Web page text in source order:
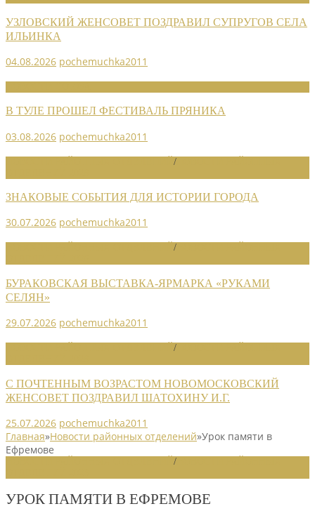
УЗЛОВСКИЙ ЖЕНСОВЕТ ПОЗДРАВИЛ СУПРУГОВ СЕЛА
ИЛЬИНКА
04.08.2026 pochemuchka2011
В ТУЛЕ ПРОШЕЛ ФЕСТИВАЛЬ ПРЯНИКА
03.08.2026 pochemuchka2011
/
ЗНАКОВЫЕ СОБЫТИЯ ДЛЯ ИСТОРИИ ГОРОДА
30.07.2026 pochemuchka2011
/
БУРАКОВСКАЯ ВЫСТАВКА-ЯРМАРКА «РУКАМИ
СЕЛЯН»
29.07.2026 pochemuchka2011
/
С ПОЧТЕННЫМ ВОЗРАСТОМ НОВОМОСКОВСКИЙ
ЖЕНСОВЕТ ПОЗДРАВИЛ ШАТОХИНУ И.Г.
25.07.2026 pochemuchka2011
Главная»Новости районных отделений»Урок памяти в
Ефремове
/
УРОК ПАМЯТИ В ЕФРЕМОВЕ